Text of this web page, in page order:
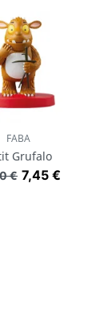
Player, Mon
FABA
Grufalo
base
€ Prix
7,45 €